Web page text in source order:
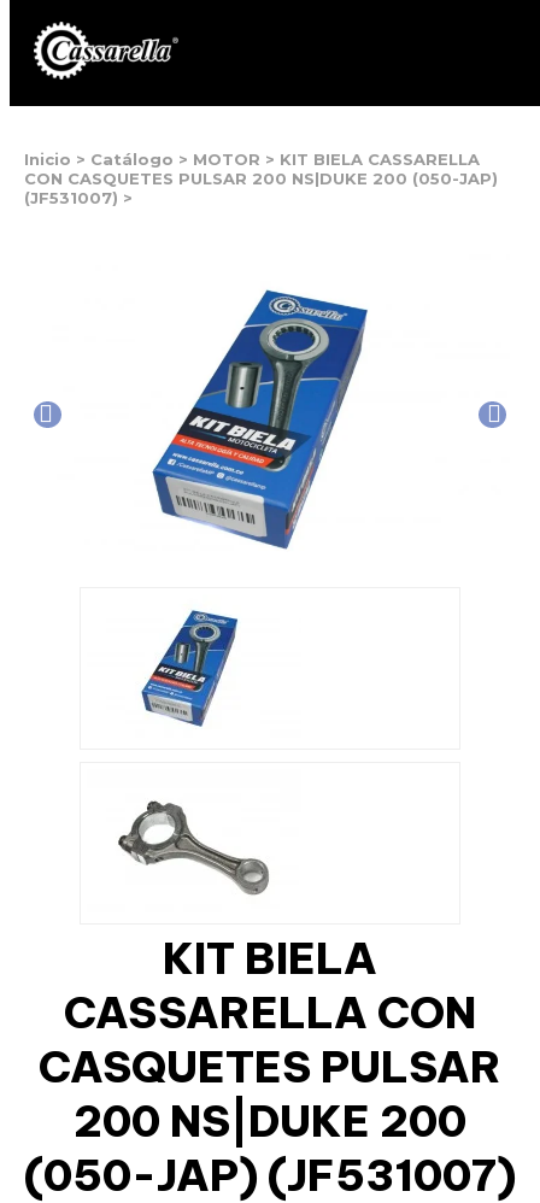
Inicio > Catálogo > MOTOR > KIT BIELA CASSARELLA
CON CASQUETES PULSAR 200 NS|DUKE 200 (050-JAP)
(JF531007) >
KIT BIELA
CASSARELLA CON
CASQUETES PULSAR
200 NS|DUKE 200
(050-JAP) (JF531007)